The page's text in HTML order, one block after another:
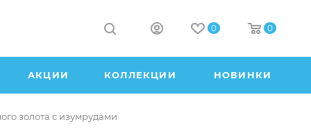
0 0
АКЦИИ КОЛЛЕКЦИИ НОВИНКИ
золота с изумрудами